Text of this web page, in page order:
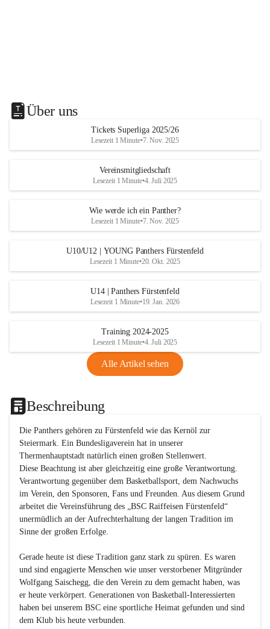
Über uns
Tickets Superliga 2025/26
Lesezeit 1 Minute•7. Nov. 2025
Vereinsmitgliedschaft
Lesezeit 1 Minute•4. Juli 2025
Wie werde ich ein Panther?
Lesezeit 1 Minute•7. Nov. 2025
U10/U12 | YOUNG Panthers Fürstenfeld
Lesezeit 1 Minute•20. Okt. 2025
U14 | Panthers Fürstenfeld
Lesezeit 1 Minute•19. Jan. 2026
Training 2024-2025
Lesezeit 1 Minute•4. Juli 2025
Alle Artikel sehen
Beschreibung
Die Panthers gehören zu Fürstenfeld wie das Kernöl zur
Steiermark. Ein Bundesligaverein hat in unserer
Thermenhauptstadt natürlich einen großen Stellenwert.
Diese Beachtung ist aber gleichzeitig eine große Verantwortung.
Verantwortung gegenüber dem Basketballsport, dem Nachwuchs
im Verein, den Sponsoren, Fans und Freunden. Aus diesem Grund
arbeitet die Vereinsführung des „BSC Raiffeisen Fürstenfeld“
unermüdlich an der Aufrechterhaltung der langen Tradition im
Sinne der großen Erfolge.
Gerade heute ist diese Tradition ganz stark zu spüren. Es waren
und sind engagierte Menschen wie unser verstorbener Mitgründer
Wolfgang Saischegg, die den Verein zu dem gemacht haben, was
er heute verkörpert. Generationen von Basketball-Interessierten
haben bei unserem BSC eine sportliche Heimat gefunden und sind
dem Klub bis heute verbunden.